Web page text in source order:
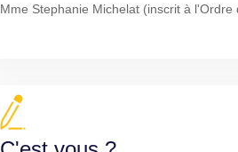
Mme Stephanie Michelat (inscrit à l'Ordre